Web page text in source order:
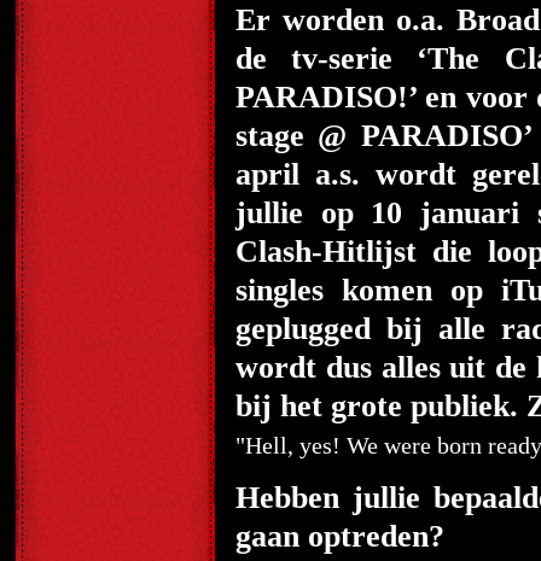
Er worden o.a.
de tv-serie ‘The
PARADISO!’ en voor
stage @
april a.s. wordt
jullie op 10 januari
Clash-Hitlijst die
singles komen op
geplugged bij alle
wordt dus alles uit de
bij het grote publiek.
"Hell, yes! We were born
Hebben jullie
gaan optreden?